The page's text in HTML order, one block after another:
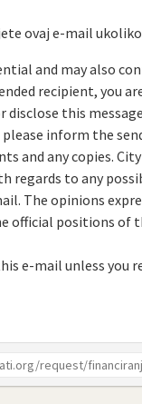
ovaj e-mail
and may also
recipient, you
disclose this
please inform the
and any copies.
regards to any
The opinions
official positions of
e-mail unless you